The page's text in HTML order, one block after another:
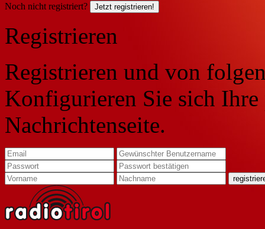
Noch nicht registriert? Jetzt registrieren!
Registrieren
Registrieren und von
Konfigurieren Sie sich
Nachrichtenseite.